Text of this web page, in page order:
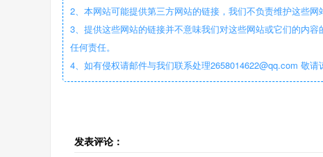
2、本网站可能提供第三方网站的链接，我们不负责维护这些网
3、提供这些网站的链接并不意味我们对这些网站或它们的内
任何责任。
4、如有侵权请邮件与我们联系处理2658014622@qq.com 敬请
发表评论：